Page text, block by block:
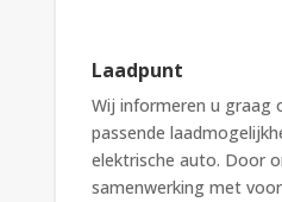
Laadpunt
Wij informeren u graag
passende
elektrische auto. Door
samenwerking met